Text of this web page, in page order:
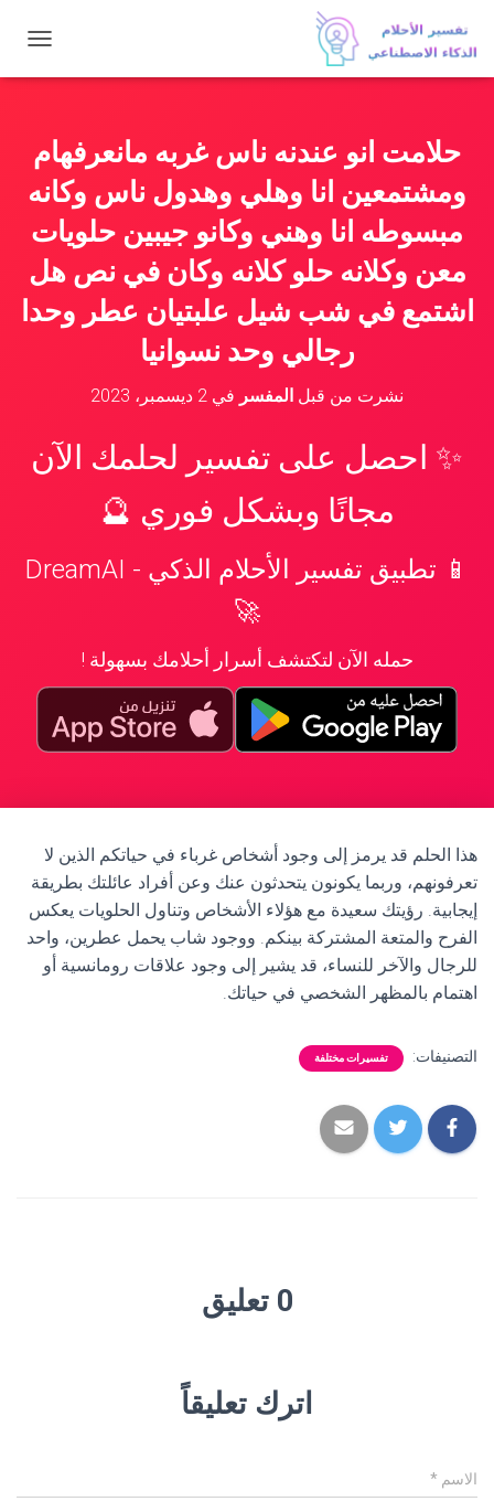
ب
ا
ت
ق
حلامت انو عندنه ناس غربه مانعرفهام
ومشتمعين انا وهلي وهدول ناس وكانه
مبسوطه انا وهني وكانو جيبين حلويات
معن وكلانه حلو كلانه وكان في نص هل
اشتمع في شب شيل علبتيان عطر وحدا
رجالي وحد نسوانيا
نشرت من قبل المفسر في 2 ديسمبر، 2023
✨ احصل على تفسير لحلمك الآن
مجانًا وبشكل فوري 🔮
📱 تطبيق تفسير الأحلام الذكي - DreamAI
🚀
حمله الآن لتكتشف أسرار أحلامك بسهولة !
هذا الحلم قد يرمز إلى وجود أشخاص غرباء في حياتكم الذين لا
تعرفونهم، وربما يكونون يتحدثون عنك وعن أفراد عائلتك بطريقة
إيجابية. رؤيتك سعيدة مع هؤلاء الأشخاص وتناول الحلويات يعكس
الفرح والمتعة المشتركة بينكم. ووجود شاب يحمل عطرين، واحد
للرجال والآخر للنساء، قد يشير إلى وجود علاقات رومانسية أو
اهتمام بالمظهر الشخصي في حياتك.
التصنيفات: تفسيرات مختلفة
0 تعليق
اترك تعليقاً
الاسم *